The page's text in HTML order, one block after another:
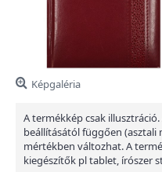
Képgaléria
A termékkép csak
beállításától függően
mértékben változhat. A
kiegészítők pl tablet, írószer